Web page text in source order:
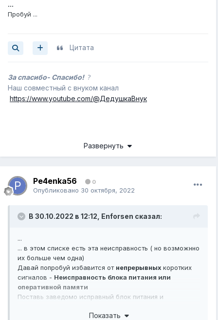
...
Пробуй ...
Цитата
За спасибо- Спасибо! ?
Наш совместный с внуком канал
https://www.youtube.com/@ДедушкаВнук
Развернуть
Pe4enka56 0
Опубликовано 30 октября, 2022
В 30.10.2022 в 12:12, Enforsen сказал:
...
... в этом списке есть эта неисправность ( но возможнно
их больше чем одна)
Давай попробуй избавится от непрерывных коротких
сигналов - Неисправность блока питания или
оперативной памяти
Поставь заведомо исправный блок питания и
Показать